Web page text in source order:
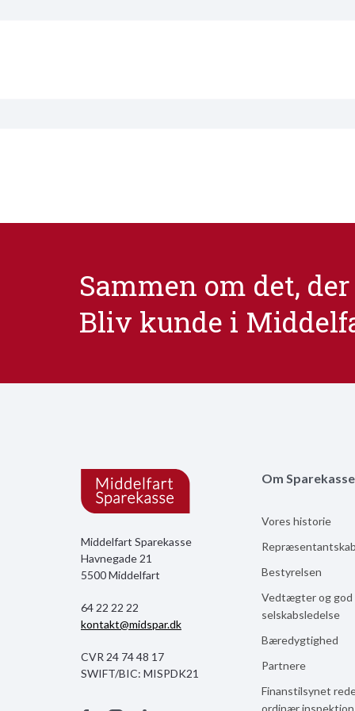
Sammen om det,
Bliv kunde i
Middelfart Sparekasse
Havnegade 21
5500 Middelfart
64 22 22 22
kontakt@midspar.dk
CVR 24 74 48 17
SWIFT/BIC: MISPDK21
Om
Vores historie
Bestyrelsen
Vedtægter og god
selskabsledelse
Bæredygtighed
Partnere
Finanstilsynet
ordinær